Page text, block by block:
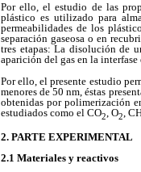
Por ello, el estudio de las
plástico es utilizado para
permeabilidades de los
separación gaseosa o en
tres etapas: La disolución de
aparición del gas en la
Por ello, el presente estudio
menores de 50 nm, éstas
obtenidas por polimerización
estudiados como el CO2 , O2 ,
2. PARTE EXPERIMENTAL
2.1 Materiales y reactivos